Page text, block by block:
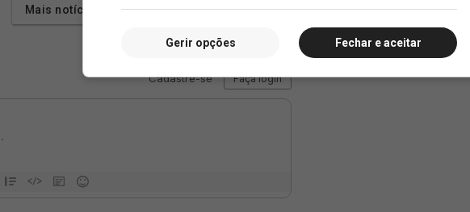
Mais notícias
Fechar e aceitar
Gerir opções